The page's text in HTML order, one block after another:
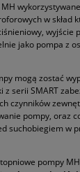
w skład
wyjście
jako pompa z
mogą zostać
serii SMART
czynników
pompy, oraz
suchobiegiem w
pompy